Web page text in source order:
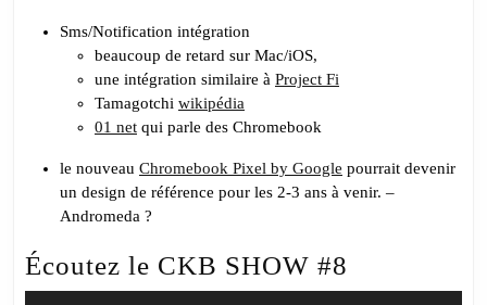
Sms/Notification intégration
beaucoup de retard sur Mac/iOS,
une intégration similaire à Project Fi
Tamagotchi wikipédia
01 net qui parle des Chromebook
le nouveau Chromebook Pixel by Google pourrait devenir
un design de référence pour les 2-3 ans à venir. –
Andromeda ?
Écoutez le CKB SHOW #8